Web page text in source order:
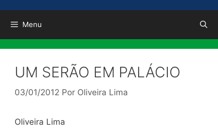
Menu
UM SERÃO EM PALÁCIO
03/01/2012 Por Oliveira Lima
Oliveira Lima